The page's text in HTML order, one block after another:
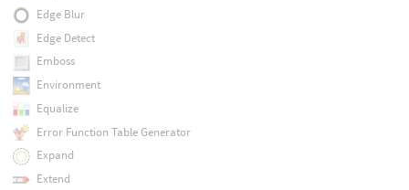
Edge Blur
Edge Detect
Emboss
Environment
Equalize
Error Function Table Generator
Expand
Extend